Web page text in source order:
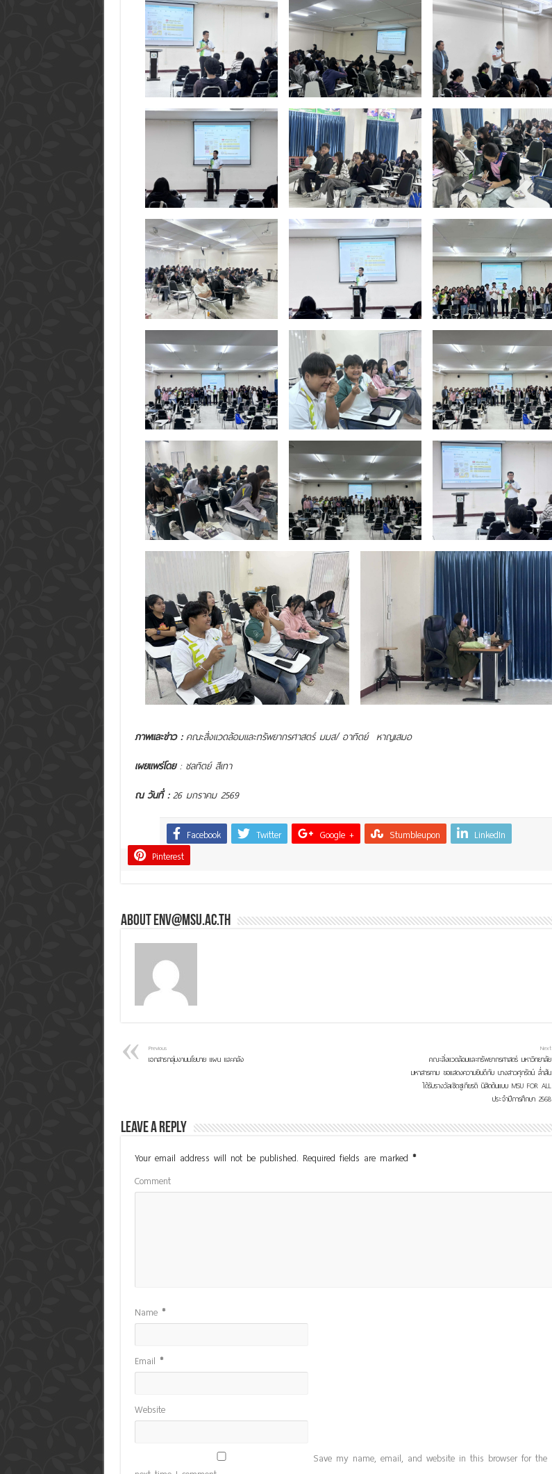
ภาพและข่าว :คณะสิ่งแวดล้อมและทรัพยากรศาสตร์ มมส/ อาทิตย์ หาญเสมอ
เผยแพร่โดย: ชลทิตย์ สีเทา
ณ วันที่ :26 มกราคม 2569
Facebook Twitter Google + Stumbleupon
LinkedIn
Pinterest
About env@msu.ac.th
Previous
เอกสารกลุ่มงานนโยบาย แผน และคลัง
Next
คณะสิ่งแวดล้อมและทรัพยากรศาสตร์ มหาวิทยาลัย
มหาสารคาม ขอแสดงความยินดีกับ นางสาวศุภรัตน์ ล่ำสัน
ได้รับรางวัลเชิดชูเกียรติ นิสิตต้นแบบ MSU FOR ALL
ประจำปีการศึกษา 2568
Leave a Reply
Your email address will not be published. Required fields are marked *
Comment
Name *
Email *
Website
Save my name, email, and website in this browser for the